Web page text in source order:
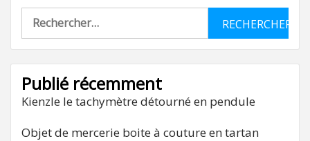
Rechercher :
Publié récemment
Kienzle le tachymètre détourné en pendule
Objet de mercerie boite à couture en tartan